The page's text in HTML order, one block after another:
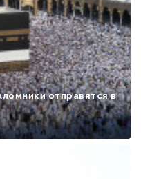
отправятся в